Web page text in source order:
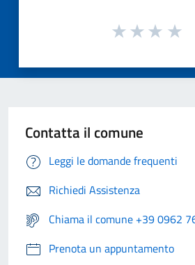
Contatta il comune
Leggi le domande frequenti
Richiedi Assistenza
Chiama il comune +39 0962
Prenota un appuntamento